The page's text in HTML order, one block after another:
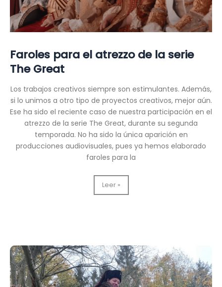
Faroles para el atrezzo de la serie
The Great
Los trabajos creativos siempre son estimulantes. Además,
si lo unimos a otro tipo de proyectos creativos, mejor aún.
Ese ha sido el reciente caso de nuestra participación en el
atrezzo de la serie The Great, durante su segunda
temporada. No ha sido la única aparición en
producciones audiovisuales, pues ya hemos elaborado
faroles para la
Faroles
para
serie
The
Great
Leer »